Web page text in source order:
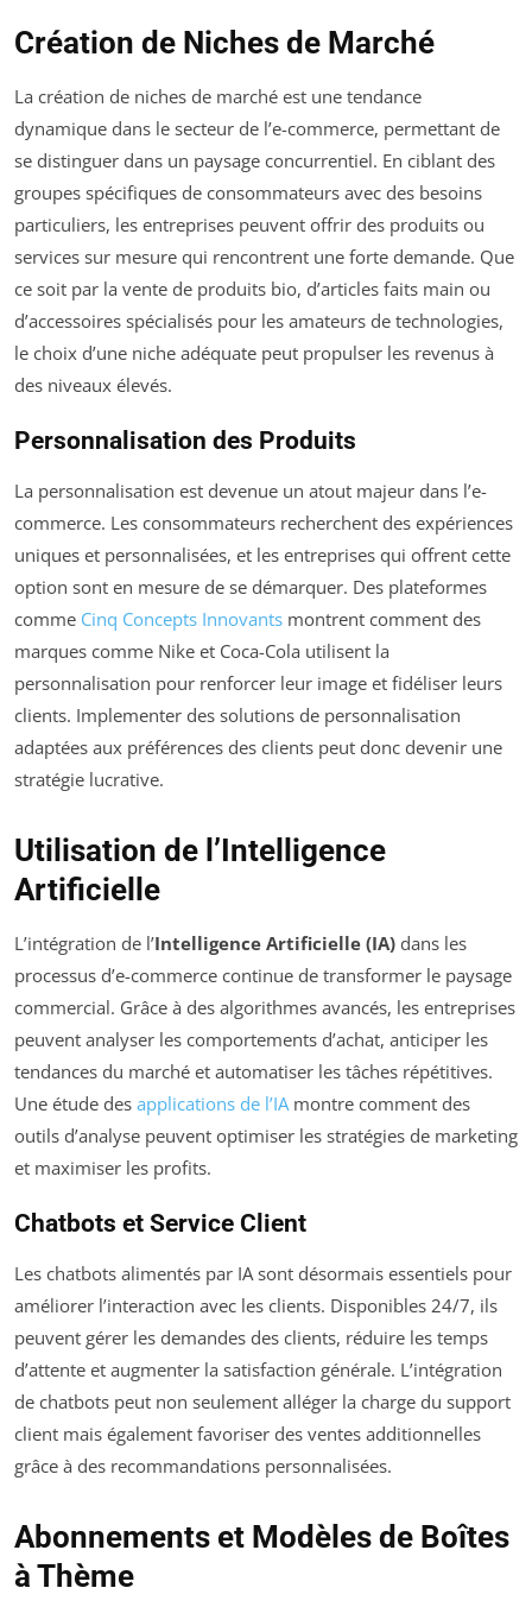
Création de Niches de Marché
La création de niches de marché est une tendance
dynamique dans le secteur de l’e-commerce, permettant de
se distinguer dans un paysage concurrentiel. En ciblant des
groupes spécifiques de consommateurs avec des besoins
particuliers, les entreprises peuvent offrir des produits ou
services sur mesure qui rencontrent une forte demande. Que
ce soit par la vente de produits bio, d’articles faits main ou
d’accessoires spécialisés pour les amateurs de technologies,
le choix d’une niche adéquate peut propulser les revenus à
des niveaux élevés.
Personnalisation des Produits
La personnalisation est devenue un atout majeur dans l’e-
commerce. Les consommateurs recherchent des expériences
uniques et personnalisées, et les entreprises qui offrent cette
option sont en mesure de se démarquer. Des plateformes
comme Cinq Concepts Innovants montrent comment des
marques comme Nike et Coca-Cola utilisent la
personnalisation pour renforcer leur image et fidéliser leurs
clients. Implementer des solutions de personnalisation
adaptées aux préférences des clients peut donc devenir une
stratégie lucrative.
Utilisation de l’Intelligence
Artificielle
L’intégration de l’Intelligence Artificielle (IA) dans les
processus d’e-commerce continue de transformer le paysage
commercial. Grâce à des algorithmes avancés, les entreprises
peuvent analyser les comportements d’achat, anticiper les
tendances du marché et automatiser les tâches répétitives.
Une étude des applications de l’IA montre comment des
outils d’analyse peuvent optimiser les stratégies de marketing
et maximiser les profits.
Chatbots et Service Client
Les chatbots alimentés par IA sont désormais essentiels pour
améliorer l’interaction avec les clients. Disponibles 24/7, ils
peuvent gérer les demandes des clients, réduire les temps
d’attente et augmenter la satisfaction générale. L’intégration
de chatbots peut non seulement alléger la charge du support
client mais également favoriser des ventes additionnelles
grâce à des recommandations personnalisées.
Abonnements et Modèles de Boîtes
à Thème